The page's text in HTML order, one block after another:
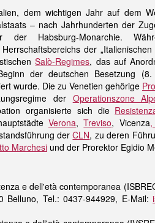
dem wichtigen Jahr auf dem
– nach Jahrhunderten der
Habsburg-Monarchie.
der
Salò-Regimes, das auf
der deutschen Besetzung
wurde. Die zu Venetien gehörige
der Operationszone
organisierte sich die
Verona,Treviso, Vicenza,
derCLN, zu deren
Marchesi und der Prorektor Egidio
e dell'età contemporanea
Tel.: 0437-944929, E-Mail: